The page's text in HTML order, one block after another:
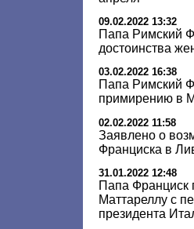
09.02.2022 13:32
Папа Римский
достоинства
03.02.2022 16:38
Папа Римский
примирению в
02.02.2022 11:58
Заявлено о
Франциска в
31.01.2022 12:48
Папа Франциск
Маттареллу с
президента